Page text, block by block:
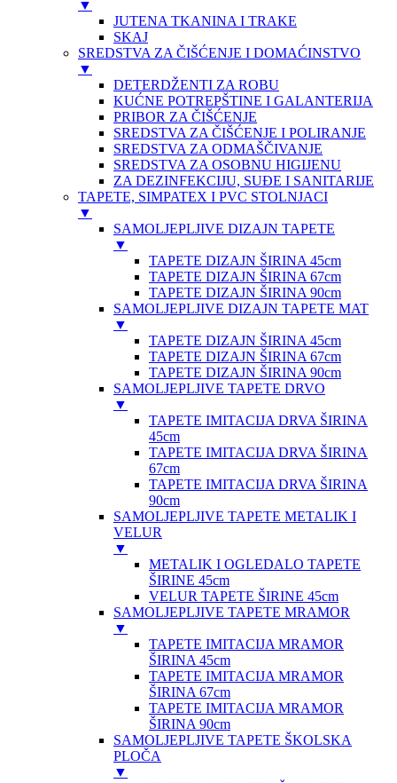
▼
JUTENA TKANINA I TRAKE
SKAJ
SREDSTVA ZA ČIŠĆENJE I DOMAĆINSTVO
▼
DETERDŽENTI ZA ROBU
KUĆNE POTREPŠTINE I GALANTERIJA
PRIBOR ZA ČIŠĆENJE
SREDSTVA ZA ČIŠĆENJE I POLIRANJE
SREDSTVA ZA ODMAŠČIVANJE
SREDSTVA ZA OSOBNU HIGIJENU
ZA DEZINFEKCIJU, SUĐE I SANITARIJE
TAPETE, SIMPATEX I PVC STOLNJACI
▼
SAMOLJEPLJIVE DIZAJN TAPETE
▼
TAPETE DIZAJN ŠIRINA 45cm
TAPETE DIZAJN ŠIRINA 67cm
TAPETE DIZAJN ŠIRINA 90cm
SAMOLJEPLJIVE DIZAJN TAPETE MAT
▼
TAPETE DIZAJN ŠIRINA 45cm
TAPETE DIZAJN ŠIRINA 67cm
TAPETE DIZAJN ŠIRINA 90cm
SAMOLJEPLJIVE TAPETE DRVO
▼
TAPETE IMITACIJA DRVA ŠIRINA
45cm
TAPETE IMITACIJA DRVA ŠIRINA
67cm
TAPETE IMITACIJA DRVA ŠIRINA
90cm
SAMOLJEPLJIVE TAPETE METALIK I
VELUR
▼
METALIK I OGLEDALO TAPETE
ŠIRINE 45cm
VELUR TAPETE ŠIRINE 45cm
SAMOLJEPLJIVE TAPETE MRAMOR
▼
TAPETE IMITACIJA MRAMOR
ŠIRINA 45cm
TAPETE IMITACIJA MRAMOR
ŠIRINA 67cm
TAPETE IMITACIJA MRAMOR
ŠIRINA 90cm
SAMOLJEPLJIVE TAPETE ŠKOLSKA
PLOČA
▼